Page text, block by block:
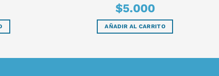
$5.000
AÑADIR AL CARRITO